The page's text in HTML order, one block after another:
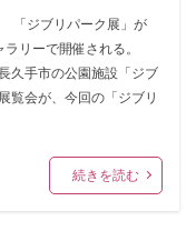
「ジブリパーク展」が
ラリーで開催される。
久手市の公園施設「ジブ
覧会が、今回の「ジブリ
続きを読む